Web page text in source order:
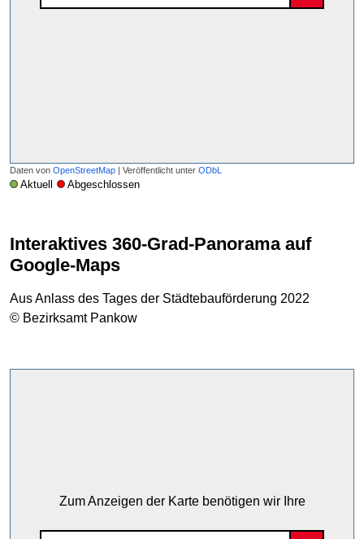
Daten von OpenStreetMap | Veröffentlicht unter ODbL
Aktuell Abgeschlossen
Interaktives 360-Grad-Panorama auf
Google-Maps
Aus Anlass des Tages der Städtebauförderung 2022
© Bezirksamt Pankow
Zum Anzeigen der Karte benötigen wir Ihre